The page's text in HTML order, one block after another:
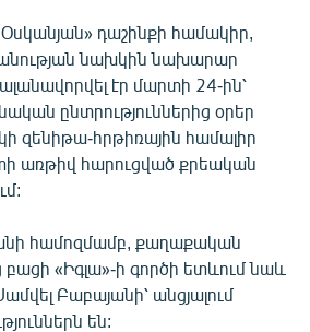
դաշինքի համակիր,
նախկին նախարար
էր մարտի 24-ին՝
ընտրություններից օրեր
զենիթա-հրթիռային համալիր
առթիվ հարուցված քրեական
համոզմամբ, քաղաքական
«Իգլա»-ի գործի ետևում նաև
Բաբայանի՝ անցյալում
են: